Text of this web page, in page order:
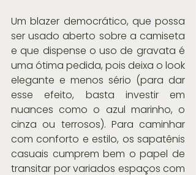
Um blazer democrático, que possa
ser usado aberto sobre a camiseta
e que dispense o uso de gravata é
uma ótima pedida, pois deixa o look
elegante e menos sério (para dar
esse efeito, basta investir em
nuances como o azul marinho, o
cinza ou terrosos). Para caminhar
com conforto e estilo, os sapatênis
casuais cumprem bem o papel de
transitar por variados espaços com